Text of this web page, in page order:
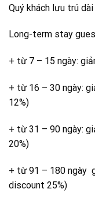
Quý khách lưu trú
Long-term stay
+ từ 7 – 15 ngày:
+ từ 16 – 30 ngày:
12%)
+ từ 31 – 90 ngày:
20%)
+ từ 91 – 180 ngày
discount 25%)